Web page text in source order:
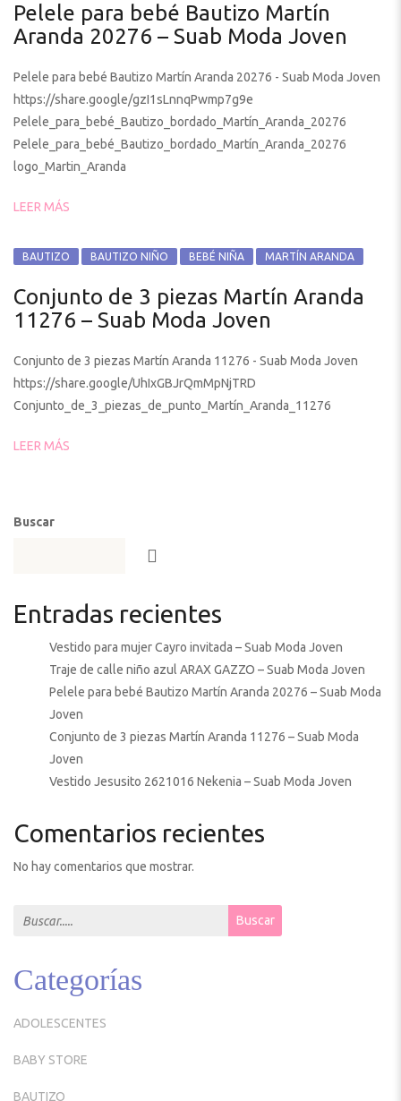
Pelele para bebé Bautizo Martín
Aranda 20276 – Suab Moda Joven
Pelele para bebé Bautizo Martín Aranda 20276 - Suab Moda Joven
https://share.google/gzI1sLnnqPwmp7g9e
Pelele_para_bebé_Bautizo_bordado_Martín_Aranda_20276
Pelele_para_bebé_Bautizo_bordado_Martín_Aranda_20276
logo_Martin_Aranda
LEER MÁS
BAUTIZO BAUTIZO NIÑO BEBÉ NIÑA MARTÍN ARANDA
Conjunto de 3 piezas Martín Aranda
11276 – Suab Moda Joven
Conjunto de 3 piezas Martín Aranda 11276 - Suab Moda Joven
https://share.google/UhIxGBJrQmMpNjTRD
Conjunto_de_3_piezas_de_punto_Martín_Aranda_11276
LEER MÁS
Buscar
Entradas recientes
Vestido para mujer Cayro invitada – Suab Moda Joven
Traje de calle niño azul ARAX GAZZO – Suab Moda Joven
Pelele para bebé Bautizo Martín Aranda 20276 – Suab Moda
Joven
Conjunto de 3 piezas Martín Aranda 11276 – Suab Moda
Joven
Vestido Jesusito 2621016 Nekenia – Suab Moda Joven
Comentarios recientes
No hay comentarios que mostrar.
Search for: Buscar
Categorías
ADOLESCENTES
BABY STORE
BAUTIZO